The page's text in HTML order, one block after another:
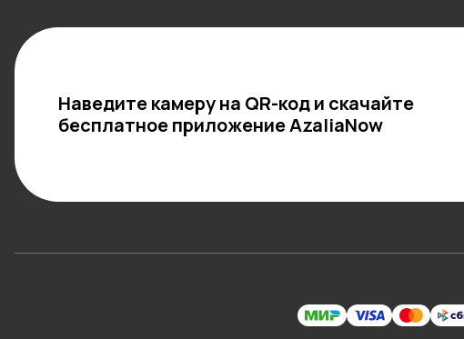
Наведите камеру на QR-код и скачайте
бесплатное приложение AzaliaNow